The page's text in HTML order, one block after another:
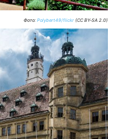
Фото: Polybert49/flickr (CC BY-SA 2.0)